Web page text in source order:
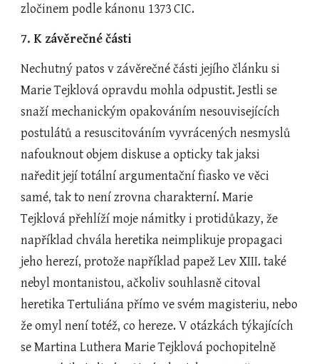
zločinem podle kánonu 1373 CIC.
7. K závěrečné části
Nechutný patos v závěrečné části jejího článku si
Marie Tejklová opravdu mohla odpustit. Jestli se
snaží mechanickým opakováním nesouvisejících
postulátů a resuscitováním vyvrácených nesmyslů
nafouknout objem diskuse a opticky tak jaksi
naředit její totální argumentační fiasko ve věci
samé, tak to není zrovna charakterní. Marie
Tejklová přehlíží moje námitky i protidůkazy, že
například chvála heretika neimplikuje propagaci
jeho herezí, protože například papež Lev XIII. také
nebyl montanistou, ačkoliv souhlasně citoval
heretika Tertuliána přímo ve svém magisteriu, nebo
že omyl není totéž, co hereze. V otázkách týkajících
se Martina Luthera Marie Tejklová pochopitelně